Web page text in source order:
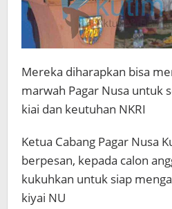
Mereka diharapkan bisa
marwah Pagar Nusa untuk
kiai dan keutuhan NKRI
Ketua Cabang Pagar Nusa
berpesan, kepada calon
kukuhkan untuk siap
kiyai NU